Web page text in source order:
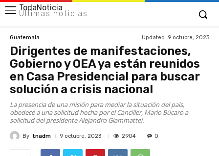
TodaNoticia
Últimas noticias
Guatemala Updated: 9 octubre, 2023
Dirigentes de manifestaciones,
Gobierno y OEA ya están reunidos
en Casa Presidencial para buscar
solución a crisis nacional
La presencia de una misión para mediar la situación del país,
obedece a una solicitud hecha por el Canciller, Mario Búcaro a
solicitud del presidente Alejandro Giammattei.
By tnadm 9 octubre, 2023 2904 0